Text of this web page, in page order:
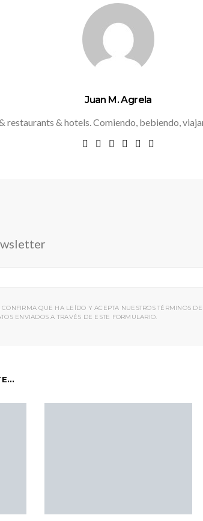
Juan M. Agrela
restaurants & hotels. Comiendo, bebiendo,
QUE HA LEÍDO Y ACEPTA NUESTROS TÉRMINOS
ENVIADOS A TRAVÉS DE ESTE FORMULARIO.